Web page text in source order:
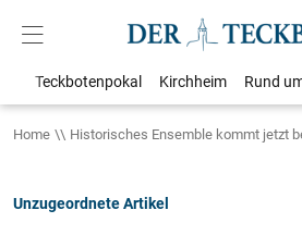
Teckbotenpokal Kirchheim Rund
Home Historisches Ensemble kommt jetzt
Unzugeordnete Artikel